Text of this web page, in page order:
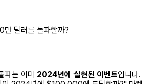
만 달러를 돌파할까?
파는 이미 2024년에 실현된 이벤트입니다.